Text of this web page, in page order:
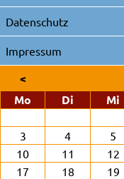
Datenschutz
Impressum
<
Mo
Di enstagMi
3
4 5
10
11 12
17
18 19